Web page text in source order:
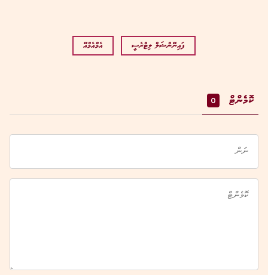
ފައިނޭންޝަލް ލިޓްރެސީ އެމްއެމްއޭ
ކޮމެންޓް 0